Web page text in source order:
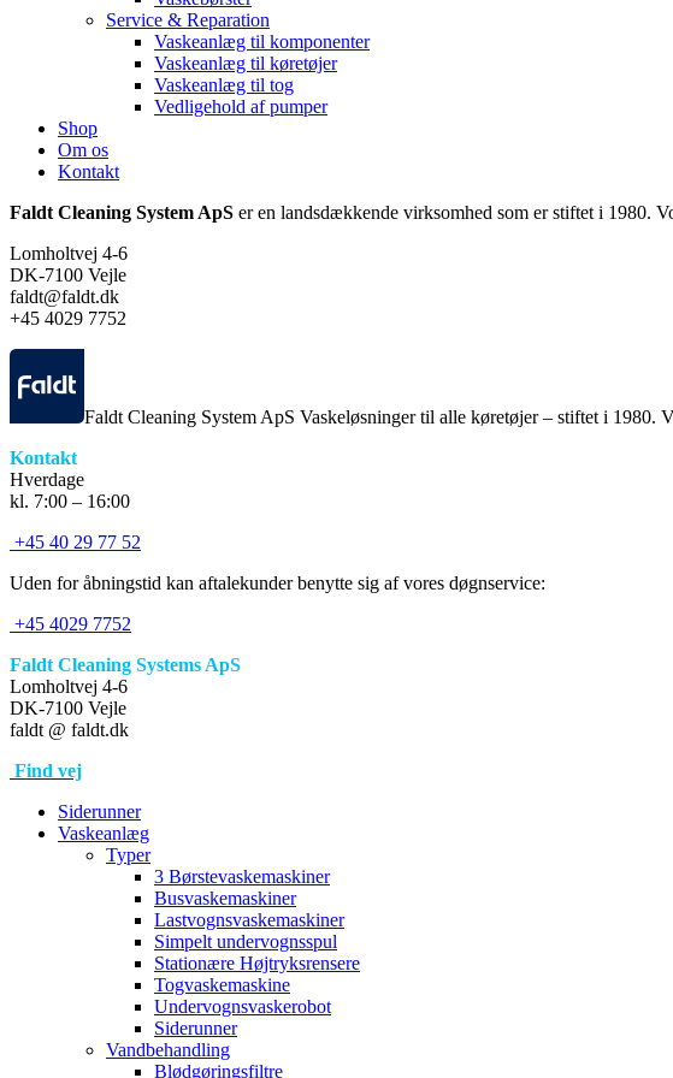
Service & Reparation
Vaskeanlæg til komponenter
Vaskeanlæg til køretøjer
Vaskeanlæg til tog
Vedligehold af pumper
Shop
Om os
Kontakt
Faldt Cleaning System ApS er en landsdækkende virksomhed som er stiftet i 1980.
Lomholtvej 4-6
DK-7100 Vejle
faldt@faldt.dk
+45 4029 7752
Faldt Cleaning System ApS Vaskeløsninger til alle køretøjer – stiftet i 1980.
Kontakt
Hverdage
kl. 7:00 – 16:00
+45 40 29 77 52
Uden for åbningstid kan aftalekunder benytte sig af vores døgnservice:
+45 4029 7752
Faldt Cleaning Systems ApS
Lomholtvej 4-6
DK-7100 Vejle
faldt @ faldt.dk
Find vej
Siderunner
Vaskeanlæg
Typer
3 Børstevaskemaskiner
Busvaskemaskiner
Lastvognsvaskemaskiner
Simpelt undervognsspul
Stationære Højtryksrensere
Togvaskemaskine
Undervognsvaskerobot
Siderunner
Vandbehandling
Blødgøringsfiltre